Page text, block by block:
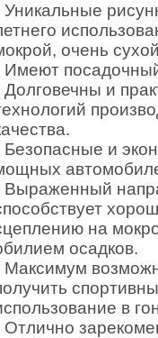
Уникальные
очень
Имеют
Долговечны и
Безопасные и
Выраженный
на
осадков.
Максимум
в
Отлично